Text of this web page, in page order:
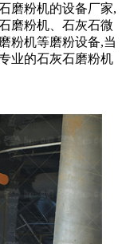
磨粉机的设备厂家,
磨粉机、石灰石微
粉机等磨粉设备,当
业的石灰石磨粉机